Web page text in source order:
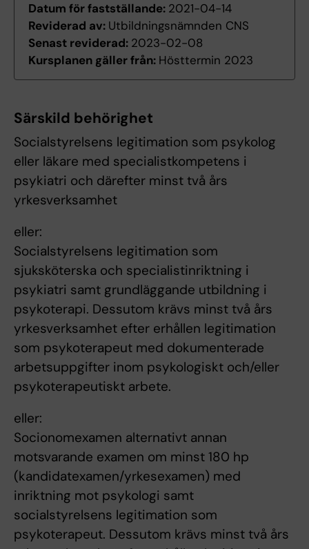
Datum för fastställande: 2021-04-14
Reviderad av: Utbildningsnämnden CNS
Senast reviderad: 2023-02-08
Kursplanen gäller från: Hösttermin 2023
Särskild behörighet
Socialstyrelsens legitimation som psykolog
eller läkare med specialistkompetens i
psykiatri och därefter minst två års
yrkesverksamhet
eller:
Socialstyrelsens legitimation som
sjuksköterska och specialistinriktning i
psykiatri samt grundläggande utbildning i
psykoterapi. Dessutom krävs minst två års
yrkesverksamhet efter erhållen legitimation
som psykoterapeut med dokumenterade
arbetsuppgifter inom psykologiskt och/eller
psykoterapeutiskt arbete.
eller:
Socionomexamen alternativt annan
motsvarande examen om minst 180 hp
(kandidatexamen/yrkesexamen) med
inriktning mot psykologi samt
socialstyrelsens legitimation som
psykoterapeut. Dessutom krävs minst två års